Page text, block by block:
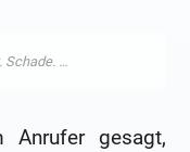
Anrufer gesagt,